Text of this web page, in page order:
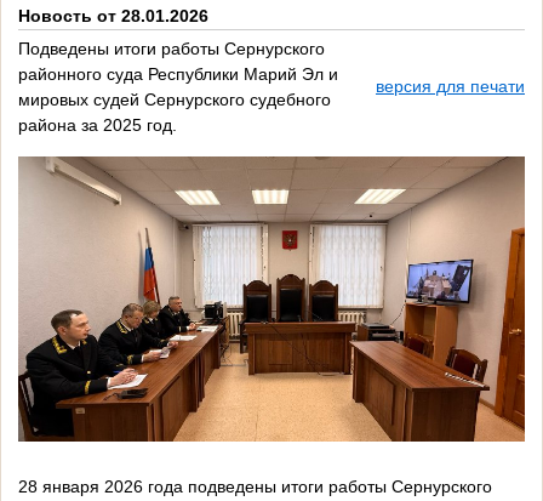
Новость от 28.01.2026
Подведены итоги работы Сернурского
районного суда Республики Марий Эл и
мировых судей Сернурского судебного
района за 2025 год.
версия для печати
28 января 2026 года подведены итоги работы Сернурского